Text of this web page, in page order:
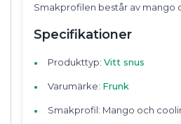
Smakprofilen består av mango
Specifikationer
Produkttyp: Vitt snus
Varumärke: Frunk
Smakprofil: Mango och